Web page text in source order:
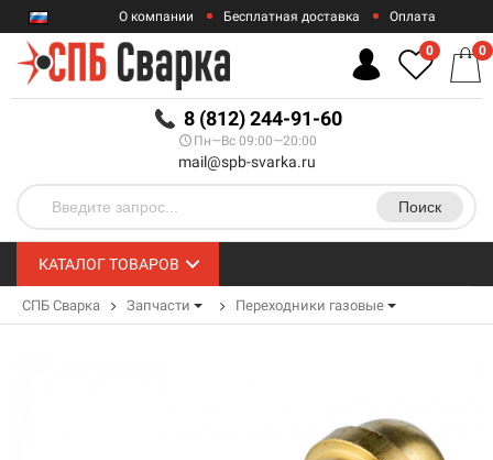
RUB
О компании Бесплатная доставка Оплата
Гарантии
8 (812) 244-91-60
Пн—Вс 09:00—20:00
mail@spb-svarka.ru
Поиск
0 0
КАТАЛОГ ТОВАРОВ
СПБ Сварка Запчасти Переходники газовые